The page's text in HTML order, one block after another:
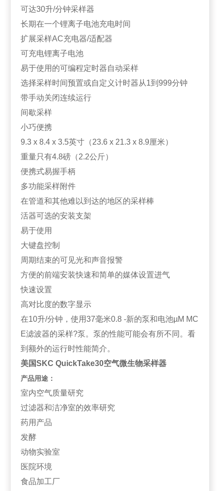
可达30升/分钟采样器
长期在一个锂离子电池充电时间
扩展采样AC充电器/适配器
可充电锂离子电池
易于使用的可编程定时器自动采样
选择采样时间预置或自定义计时器从1到999分钟
带手动关闭连续运行
间歇采样
小巧便携
9.3 x 8.4 x 3.5英寸（23.6 x 21.3 x 8.9厘米）
重量只有4.8磅（2.2公斤）
便携式易握手柄
多功能采样附件
在管道和其他难以到达的地区的采样棒
活器可选的安装支架
易于使用
大键盘控制
周期结束的可见光和声音报警
方便的前端安装快速和简单的媒体设置进气
快速设置
高对比度的数字显示
在10升/分钟，使用37毫米0.8 -新的泵和电池µM MC
E滤波器的采样?泵。泵的性能可能会有所不同。看
到额外的运行时性能简介。
美国SKC QuickTake30空气微生物采样器
产品用途：
室内空气质量研究
过滤器和洁净室的效率研究
药用产品
发酵
动物实验室
医院环境
食品加工厂